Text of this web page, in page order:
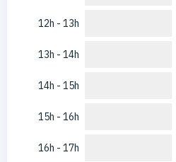
12h - 13h
13h - 14h
14h - 15h
15h - 16h
16h - 17h